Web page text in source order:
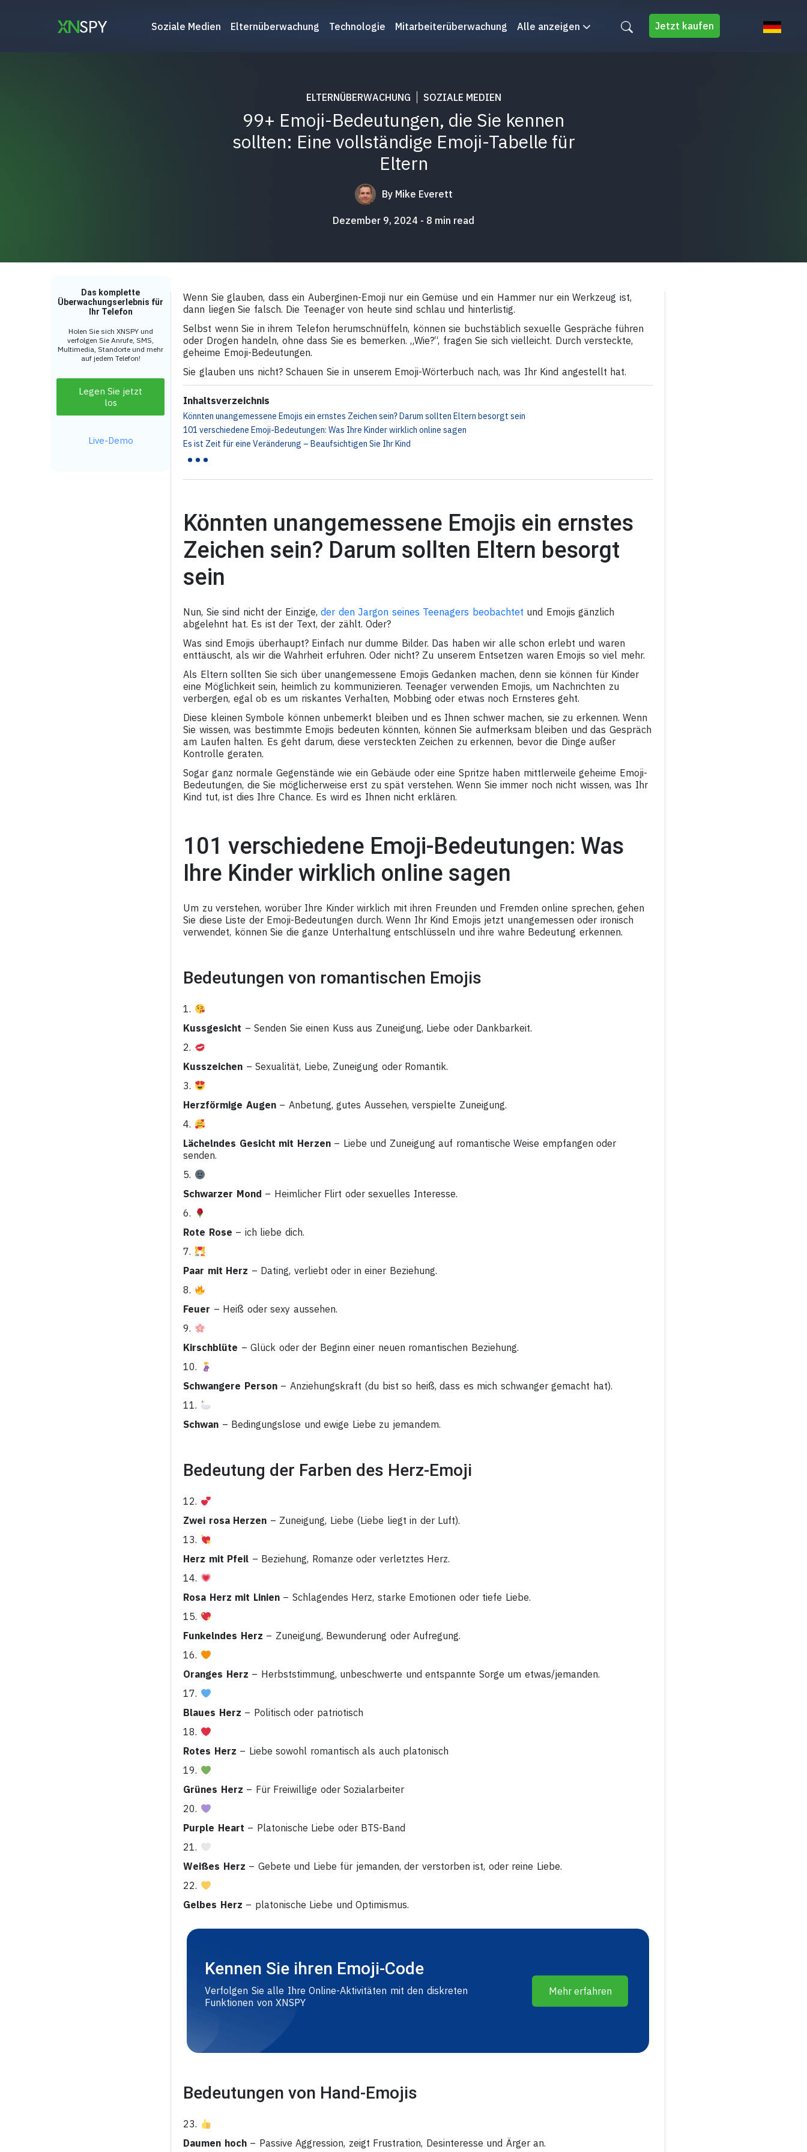
Soziale Medien Elternüberwachung Technologie Mitarbeiterüberwachung Alle anzeigen Jetzt kaufen
ELTERNÜBERWACHUNG SOZIALE MEDIEN
99+ Emoji-Bedeutungen, die Sie kennen
sollten: Eine vollständige Emoji-Tabelle für
Eltern
By Mike Everett
Dezember 9, 2024 8 min read
Das komplette
Überwachungserlebnis für
Ihr Telefon
Holen Sie sich XNSPY und
verfolgen Sie Anrufe, SMS,
Multimedia, Standorte und mehr
auf jedem Telefon!
Legen Sie jetzt
los
Live-Demo
Wenn Sie glauben, dass ein Auberginen-Emoji nur ein Gemüse und ein Hammer nur ein Werkzeug ist,
dann liegen Sie falsch. Die Teenager von heute sind schlau und hinterlistig.
Selbst wenn Sie in ihrem Telefon herumschnüffeln, können sie buchstäblich sexuelle Gespräche führen
oder Drogen handeln, ohne dass Sie es bemerken. „Wie?“, fragen Sie sich vielleicht. Durch versteckte,
geheime Emoji-Bedeutungen.
Sie glauben uns nicht? Schauen Sie in unserem Emoji-Wörterbuch nach, was Ihr Kind angestellt hat.
Inhaltsverzeichnis
Könnten unangemessene Emojis ein ernstes Zeichen sein? Darum sollten Eltern besorgt sein
101 verschiedene Emoji-Bedeutungen: Was Ihre Kinder wirklich online sagen
Es ist Zeit für eine Veränderung – Beaufsichtigen Sie Ihr Kind
...
Könnten unangemessene Emojis ein ernstes
Zeichen sein? Darum sollten Eltern besorgt
sein
Nun, Sie sind nicht der Einzige, der den Jargon seines Teenagers beobachtet und Emojis gänzlich
abgelehnt hat. Es ist der Text, der zählt. Oder?
Was sind Emojis überhaupt? Einfach nur dumme Bilder. Das haben wir alle schon erlebt und waren
enttäuscht, als wir die Wahrheit erfuhren. Oder nicht? Zu unserem Entsetzen waren Emojis so viel mehr.
Als Eltern sollten Sie sich über unangemessene Emojis Gedanken machen, denn sie können für Kinder
eine Möglichkeit sein, heimlich zu kommunizieren. Teenager verwenden Emojis, um Nachrichten zu
verbergen, egal ob es um riskantes Verhalten, Mobbing oder etwas noch Ernsteres geht.
Diese kleinen Symbole können unbemerkt bleiben und es Ihnen schwer machen, sie zu erkennen. Wenn
Sie wissen, was bestimmte Emojis bedeuten könnten, können Sie aufmerksam bleiben und das Gespräch
am Laufen halten. Es geht darum, diese versteckten Zeichen zu erkennen, bevor die Dinge außer
Kontrolle geraten.
Sogar ganz normale Gegenstände wie ein Gebäude oder eine Spritze haben mittlerweile geheime Emoji-
Bedeutungen, die Sie möglicherweise erst zu spät verstehen. Wenn Sie immer noch nicht wissen, was Ihr
Kind tut, ist dies Ihre Chance. Es wird es Ihnen nicht erklären.
101 verschiedene Emoji-Bedeutungen: Was
Ihre Kinder wirklich online sagen
Um zu verstehen, worüber Ihre Kinder wirklich mit ihren Freunden und Fremden online sprechen, gehen
Sie diese Liste der Emoji-Bedeutungen durch. Wenn Ihr Kind Emojis jetzt unangemessen oder ironisch
verwendet, können Sie die ganze Unterhaltung entschlüsseln und ihre wahre Bedeutung erkennen.
Bedeutungen von romantischen Emojis
1.
Kussgesicht – Senden Sie einen Kuss aus Zuneigung, Liebe oder Dankbarkeit.
2.
Kusszeichen – Sexualität, Liebe, Zuneigung oder Romantik.
3.
Herzförmige Augen– Anbetung, gutes Aussehen, verspielte Zuneigung.
4.
Lächelndes Gesicht mit Herzen– Liebe und Zuneigung auf romantische Weise empfangen oder
senden.
5.
Schwarzer Mond – Heimlicher Flirt oder sexuelles Interesse.
6.
Rote Rose – ich liebe dich.
7.
Paar mit Herz – Dating, verliebt oder in einer Beziehung.
8.
Feuer – Heiß oder sexy aussehen.
9.
Kirschblüte – Glück oder der Beginn einer neuen romantischen Beziehung.
10.
Schwangere Person– Anziehungskraft (du bist so heiß, dass es mich schwanger gemacht hat).
11.
Schwan – Bedingungslose und ewige Liebe zu jemandem.
Bedeutung der Farben des Herz-Emoji
12.
Zwei rosa Herzen – Zuneigung, Liebe (Liebe liegt in der Luft).
13.
Herz mit Pfeil – Beziehung, Romanze oder verletztes Herz.
14.
Rosa Herz mit Linien– Schlagendes Herz, starke Emotionen oder tiefe Liebe.
15.
Funkelndes Herz – Zuneigung, Bewunderung oder Aufregung.
16.
Oranges Herz – Herbststimmung, unbeschwerte und entspannte Sorge um etwas/jemanden.
17.
Blaues Herz – Politisch oder patriotisch
18.
Rotes Herz – Liebe sowohl romantisch als auch platonisch
19.
Grünes Herz – Für Freiwillige oder Sozialarbeiter
20.
Purple Heart – Platonische Liebe oder BTS-Band
21.
Weißes Herz – Gebete und Liebe für jemanden, der verstorben ist, oder reine Liebe.
22.
Gelbes Herz – platonische Liebe und Optimismus.
Kennen Sie ihren Emoji-Code
Verfolgen Sie alle Ihre Online-Aktivitäten mit den diskreten
Funktionen von XNSPY
Mehr erfahren
Bedeutungen von Hand-Emojis
23.
Daumen hoch– Passive Aggression, zeigt Frustration, Desinteresse und Ärger an.